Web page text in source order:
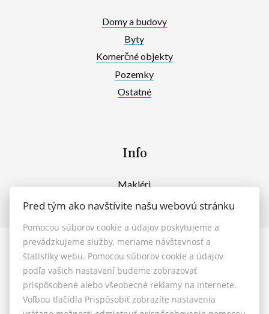
Domy a budovy
Byty
Komerčné objekty
Pozemky
Ostatné
Info
Makléri
Napíšte nám
© 2026 - MAXFIN REAL s.r.o.
Vašinova 125/61, Nitra 949 01, E-mail: reality@maxfinreal.sk
Nastavenie cookies
Pred tým ako navštívite našu webovú stránku
Pomocou súborov cookie a údajov poskytujeme a
prevádzkujeme služby, meriame návštevnosť a
štatistiky webu. Pomocou súborov cookie a údajov
podľa vašich nastavení budeme zobrazovať
prispôsobené alebo všeobecné reklamy na internete.
Voľbou tlačidla Prispôsobiť zobrazíte nastavenia